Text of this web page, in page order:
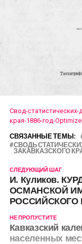
Свод-статистических-
края-1886-год-
СВЯЗАННЫЕ ТЕМЫ:
СВОДЬ
ЗАКАВКАЗСКОГО
СЛЕДУЮЩИЙ ШАГ
И. Куликов.
ОСМАНСКОЙ
РОССИЙСКОГО
НЕ ПРОПУСТИТЕ
Кавказский
населенных